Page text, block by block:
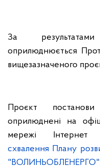
За
оприлюднюється
вищезазначеного
Проєкт
оприлюднені на
мережі Інтернет
схвалення Плану
"ВОЛИНЬОБЛЕНЕРГО"